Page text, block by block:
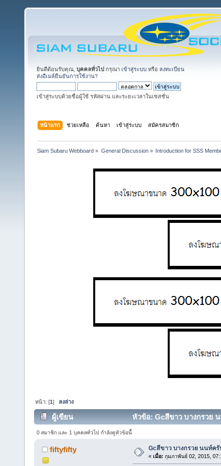
ยินดีต้อนรับคุณ, บุคคลทั่วไป กรุณา เข้าสู่ระบบ หรือ ลงทะเบียน
ส่งอีเมล์ยืนยันการใช้งาน?
เข้าสู่ระบบด้วยชื่อผู้ใช้ รหัสผ่าน และระยะเวลาในเซสชั่น
หน้าแรก ช่วยเหลือ ค้นหา เข้าสู่ระบบ สมัครสมาชิก
Siam Subaru Webboard » General Discussion» Introduction for SSS
หน้า: [1] ลงล่าง
ผู้เขียน หัวข้อ: Gcสีขาว บางกรวย
0 สมาชิก และ 1 บุคคลทั่วไป กำลังดูหัวข้อนี้
fiftyfifty Gcสีขาว บางกรวย นนท์ครั
« เมื่อ: กุมภาพันธ์ 02, 2015,